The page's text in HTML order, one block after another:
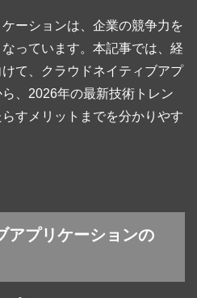
ーションは、企業の競争力を
っています。本記事では、経
て、クラウドネイティブアプ
、2026年の最新技術トレン
すメリットまでを分かりやす
アプリケーションの